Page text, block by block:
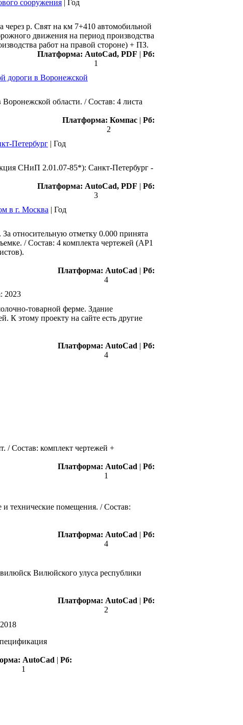
сооружения | Год
р. Свят на км 7+410 автомобильной
движения на период производства
работ на правой стороне) + ПЗ.
Платформа: AutoCad, PDF | Рб:
1
дороги в Воронежской
области. / Состав: 4 листа
Платформа: Компас | Рб:
2
Петербург | Год
СНиП 2.01.07-85*): Санкт-Петербург -
Платформа: AutoCad, PDF | Рб:
3
в г. Москва | Год
относительную отметку 0.000 принята
/ Состав: 4 комплекта чертежей (АР1
Платформа: AutoCad | Рб:
4
2023
товарной ферме. Здание
К этому проекту на сайте есть другие
Платформа: AutoCad | Рб:
4
/ Состав: комплект чертежей +
Платформа: AutoCad | Рб:
1
технические помещения. / Состав:
Платформа: AutoCad | Рб:
4
Вилюйского улуса республики
Платформа: AutoCad | Рб:
2
2018
AutoCad | Рб:
1